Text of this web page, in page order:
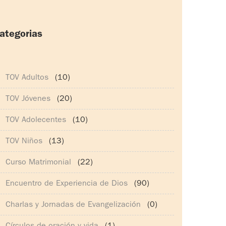
TOV Adultos (10)
TOV Adolecentes (10)
TOV Niños (13)
Curso Matrimonial (22)
TOV Jóvenes (20)
Encuentro de Experiencia de Dios (90)
Charlas y Jornadas de Evangelización (0)